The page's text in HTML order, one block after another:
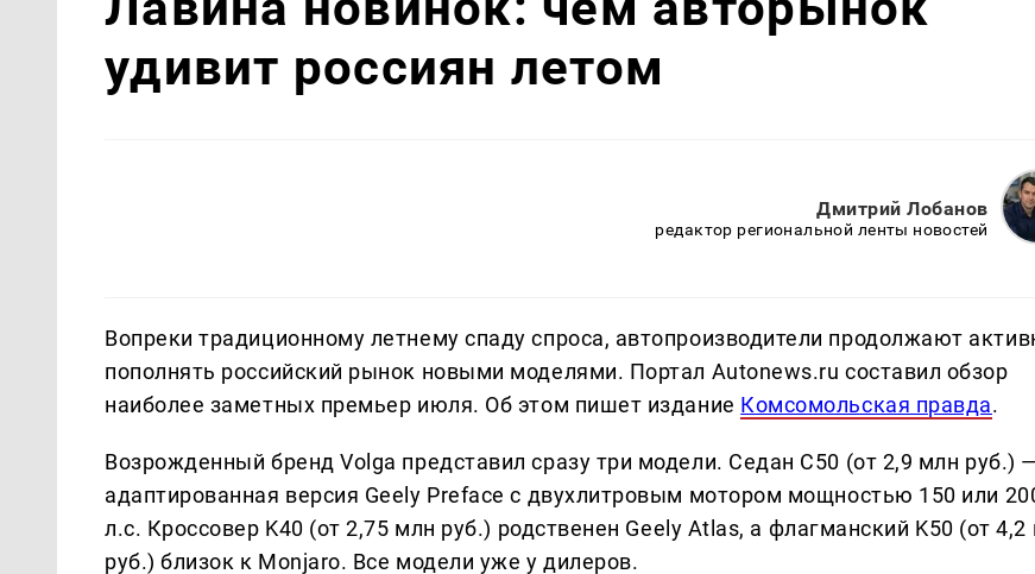
удивит россиян летом
Дмитрий Лобанов
редактор региональной ленты новостей
Вопреки традиционному летнему спаду спроса, автопроизводители продолжают
пополнять российский рынок новыми моделями. Портал Autonews.ru составил обзор
наиболее заметных премьер июля. Об этом пишет издание Комсомольская правда.
Возрожденный бренд Volga представил сразу три модели. Седан C50 (от 2,9 млн руб.) —
адаптированная версия Geely Preface с двухлитровым мотором мощностью 150 или
л.с. Кроссовер K40 (от 2,75 млн руб.) родственен Geely Atlas, а флагманский K50 (от 4,2
руб.) близок к Monjaro. Все модели уже у дилеров.